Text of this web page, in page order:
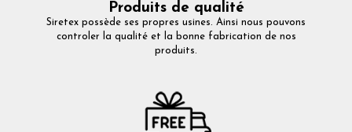
Produits de qualité
Siretex possède ses propres usines. Ainsi nous pouvons
controler la qualité et la bonne fabrication de nos
produits.